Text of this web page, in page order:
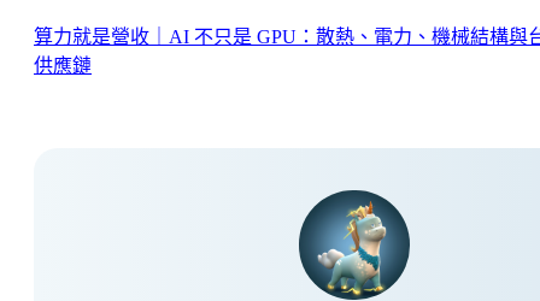
算力就是營收｜AI 不只是 GPU：散熱、電力、機械結構與
供應鏈